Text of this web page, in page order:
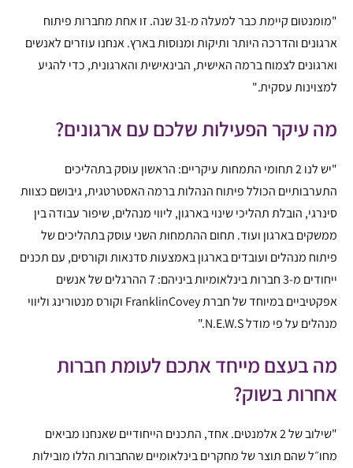
"מומנטום קיימת כבר למעלה מ-31 שנה. זו אחת מחברות פיתוח
ארגונים והדרכה היותר ותיקות ומנוסות בארץ. אנחנו עוזרים לאנשים
וארגונים לצמוח ברמה האישית, הבינאישית והארגונית, כדי להגיע
למצוינות עסקית."
מה עיקר הפעילות שלכם עם ארגונים?
"יש לנו 2 תחומי התמחות עיקריים: הראשון עוסק בתהליכים
התערבותיים הכולל פיתוח הנהלות ברמה האסטרטגית, גיבושם כצוות
סינרגי, הובלת תהליכי שינוי בארגון, ליווי מנהלים, שיפור עבודה בין
ממשקים בארגון ועוד. תחום ההתמחות השני עוסק בתהליכים של
פיתוח מנהלים ועובדים בארגון באמצעות סדנאות וקורסים, עם תכנים
ייחודים מ-3 חברות בינלאומיות ביניהם: 7 ההרגלים של אנשים
אפקטיביים במיוחד של חברת FranklinCovey וקורס מנטורינג וליווי
מנהלים על פי מודל N.E.W.S."
מה בעצם מייחד אתכם לעומת חברות
אחרות בשוק?
"שילוב של 2 אלמנטים. אחד, התכנים הייחודיים שאנחנו מביאים
מחו״ל שהם תוצר של מחקרים בינלאומיים שהחברות הללו מובילות